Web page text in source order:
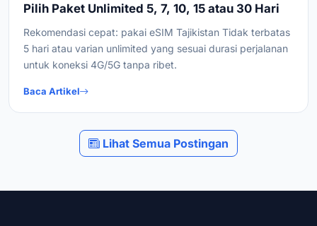
Pilih Paket Unlimited 5, 7, 10, 15 atau 30 Hari
Rekomendasi cepat: pakai eSIM Tajikistan Tidak terbatas
5 hari atau varian unlimited yang sesuai durasi perjalanan
untuk koneksi 4G/5G tanpa ribet.
Baca Artikel
Lihat Semua Postingan